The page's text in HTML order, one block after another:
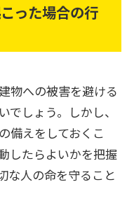
った場合の行
物への被害を避ける
でしょう。しかし、
備えをしておくこ
したらよいかを把握
な人の命を守ること